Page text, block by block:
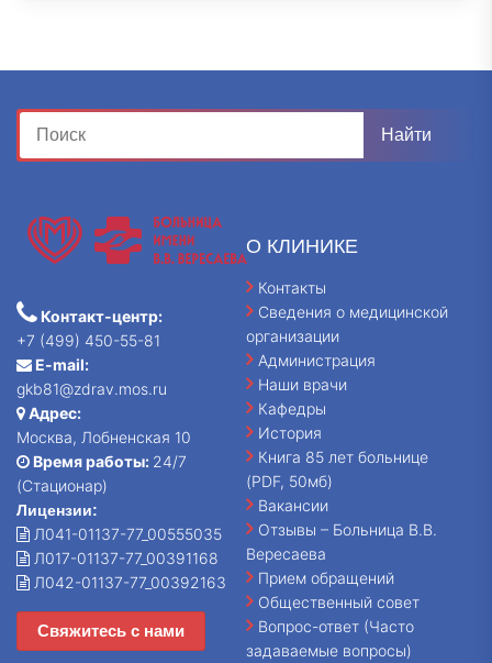
Контакт-центр:
+7 (499) 450-55-81
E-mail:
gkb81@zdrav.mos.ru
Адрес:
Москва, Лобненская 10
Время работы: 24/7
(Стационар)
Лицензии:
Л041-01137-77_00555035
Л017-01137-77_00391168
Л042-01137-77_00392163
Свяжитесь с нами
О КЛИНИКЕ
Контакты
Сведения о медицинской
организации
Администрация
Наши врачи
Кафедры
История
Книга 85 лет больнице
(PDF, 50мб)
Вакансии
Отзывы – Больница В.В.
Вересаева
Прием обращений
Общественный совет
Вопрос-ответ (Часто
задаваемые вопросы)